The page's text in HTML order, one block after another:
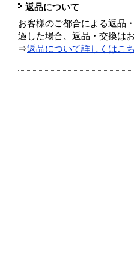
返品について
お客様のご都合による返品
過した場合、返品・交換は
⇒返品について詳しくはこ